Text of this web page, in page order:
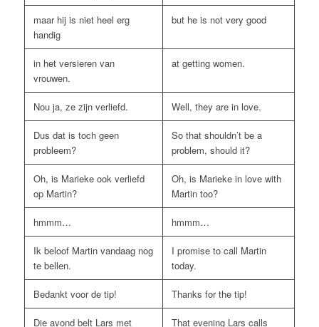
maar hij is niet heel erg
handig
but he is not very good
in het versieren van
vrouwen.
at getting women.
Nou ja, ze zijn verliefd. Well, they are in love.
Dus dat is toch geen
probleem?
So that shouldn’t be a
problem, should it?
Oh, is Marieke ook verliefd
op Martin?
Oh, is Marieke in love with
Martin too?
hmmm… hmmm…
Ik beloof Martin vandaag nog
te bellen.
I promise to call Martin
today.
Bedankt voor de tip! Thanks for the tip!
Die avond belt Lars met
That evening Lars calls